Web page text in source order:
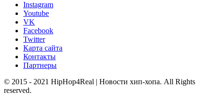
Instagram
Youtube
VK
Facebook
Twitter
Карта сайта
Контакты
Партнеры
© 2015 - 2021 HipHop4Real | Новости хип-хопа. All Rights
reserved.